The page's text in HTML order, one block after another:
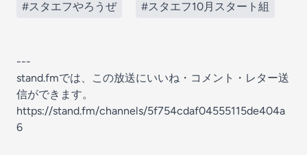
#スタエフやろうぜ #スタエフ10月スタート組
---
stand.fmでは、この放送にいいね・コメント・レター送
信ができます。
https://stand.fm/channels/5f754cdaf04555115de404a
6